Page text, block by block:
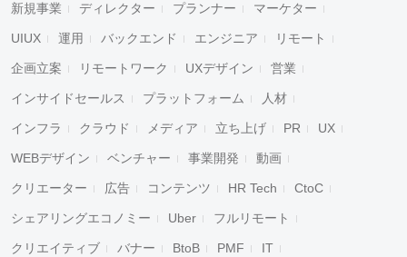
新規事業 ディレクター プランナー マーケター
UIUX 運用 バックエンド エンジニア リモート
企画立案 リモートワーク UXデザイン 営業
インサイドセールス プラットフォーム 人材
インフラ クラウド メディア 立ち上げ PR UX
WEBデザイン ベンチャー 事業開発 動画
クリエーター 広告 コンテンツ HR Tech CtoC
シェアリングエコノミー Uber フルリモート
クリエイティブ バナー BtoB PMF IT